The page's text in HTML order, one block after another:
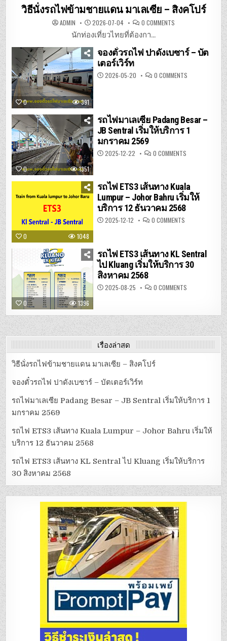
in
วิธีนั่งรถไฟข้ามชายแดน มาเลเซีย – สิงคโปร์
ADMIN 2026-07-04 0 COMMENTS
ชายแดน
มาเลเซีย
นักท่องเที่ยวไทยที่ต้องกา...
0 391
จองตั๋วรถไฟ ปาดังเบซาร์ – บัต
เตอร์เวิร์ท
2026-05-20 0 COMMENTSON
จอง
ซาร์
–
บัต
เต
0 1351
รถไฟมาเลเซีย Padang Besar –
JB Sentral เริ่มให้บริการ 1
มกราคม 2569
2025-12-22 0 COMMENTSON
รถไฟ
–
JB
SENTRAL
เริ่ม
ให้
0 1048
รถไฟ ETS3 เส้นทาง Kuala
Lumpur – Johor Bahru เริ่มให้
บริการ 12 ธันวาคม 2568
2025-12-12 0 COMMENTSON
รถไฟ
KUALA
LUMPUR
–
JOHOR
ให้
บริการ
0 1396
รถไฟ ETS3 เส้นทาง KL Sentral
ไป Kluang เริ่มให้บริการ 30
สิงหาคม 2568
2025-08-25 0 COMMENTSON
รถไฟ
KL
SENTRAL
ไป
KLUANG
เริ่ม
ให้
บริการ
เรื่องล่าสุด
วิธีนั่งรถไฟข้ามชายแดน มาเลเซีย – สิงคโปร์
จองตั๋วรถไฟ ปาดังเบซาร์ – บัตเตอร์เวิร์ท
รถไฟมาเลเซีย Padang Besar – JB Sentral เริ่มให้บริการ 1
มกราคม 2569
รถไฟ ETS3 เส้นทาง Kuala Lumpur – Johor Bahru เริ่มให้
บริการ 12 ธันวาคม 2568
รถไฟ ETS3 เส้นทาง KL Sentral ไป Kluang เริ่มให้บริการ
30 สิงหาคม 2568